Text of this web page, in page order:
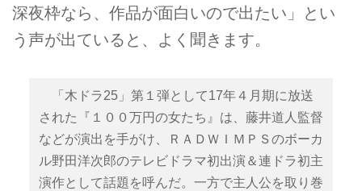
深夜枠なら、作品が面白いので出たい」とい
う声が出ていると、よく聞きます。
「木ドラ25」第１弾として17年４月期に放送
された『１００万円の女たち』は、藤井道人監督
などが演出を手がけ、ＲＡＤＷＩＭＰＳのボーカ
ル野田洋次郎のテレビドラマ初出演＆連ドラ初主
演作として話題を呼んだ。一方で主人公を取り巻